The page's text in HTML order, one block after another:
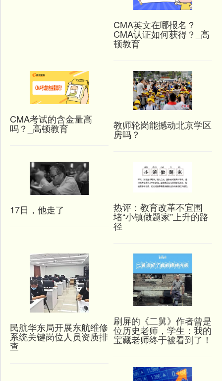
CMA英文在哪报名？
CMA认证如何获得？_高
顿教育
CMA考试的含金量高
吗？_高顿教育 教师轮岗能撼动北京学区
房吗？
17日，他走了 热评：教育改革不宜围
堵“小镇做题家”上升的路
径
民航华东局开展东航维修
系统关键岗位人员资质排
查
刷屏的《二舅》作者曾是
位历史老师，学生：我的
宝藏老师终于被看到了！